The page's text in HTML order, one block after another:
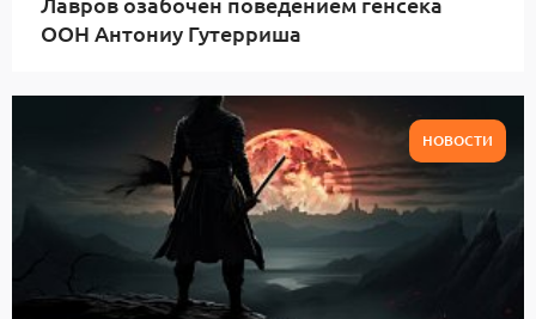
ООН Антониу Гутерриша
НОВОСТИ